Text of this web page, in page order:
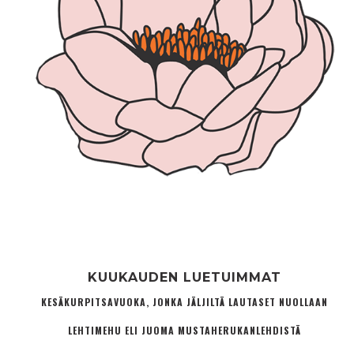
KUUKAUDEN LUETUIMMAT
KESÄKURPITSAVUOKA, JONKA JÄLJILTÄ LAUTASET NUOLLAAN
LEHTIMEHU ELI JUOMA MUSTAHERUKANLEHDISTÄ